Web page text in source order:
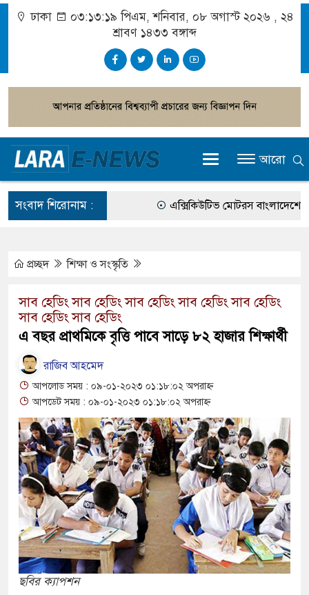
ঢাকা ০৩:১৩:১৯ পিএম, শনিবার, ০৮ অগাস্ট ২০২৬ , ২৪
শ্রাবণ ১৪৩৩ বঙ্গাব্দ
আরো
সংবাদ শিরোনাম : এক্সিকিউটিভ মোটরস বাংলাদেশে
বাংলাদেশের তৈরি পোশাকের বড়
২০২৩ সালে কতজন হজে যেতে পারবেন
প্রচ্ছদ শিক্ষা ও সংস্কৃতি
সাব হেডিং সাব হেডিং সাব হেডিং সাব হেডিং সাব হেডিং
সাব হেডিং সাব হেডিং
এ বছর প্রাথমিকে বৃত্তি পাবে সাড়ে ৮২ হাজার শিক্ষার্থী
রাজিব আহমেদ
আপলোড সময় : ০৯-০১-২০২৩ ০১:১৮:০২ অপরাহ্ন
আপডেট সময় : ০৯-০১-২০২৩ ০১:১৮:০২ অপরাহ্ন
ছবির ক্যাপশন